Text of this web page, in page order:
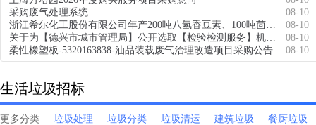
采购废气处理系统
08-10
浙江希尔化工股份有限公司年产200吨八氢香豆素、100吨茴香基丙醛和198吨橡苔晶成品精制项目环境影响评价信息公示
08-10
关于为【德兴市城市管理局】公开选取【检验检测服务】机构的公告
08-10
柔性橡塑板-5320163838-油品装载废气治理改造项目采购公告
08-10
生活垃圾招标
更多分类 垃圾处理 垃圾分类 垃圾清运 建筑垃圾 餐厨垃圾